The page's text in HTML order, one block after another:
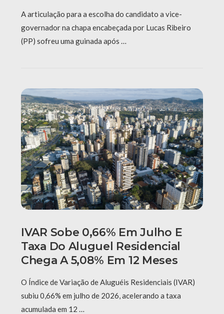
A articulação para a escolha do candidato a vice-
governador na chapa encabeçada por Lucas Ribeiro
(PP) sofreu uma guinada após …
IVAR Sobe 0,66% Em Julho E
Taxa Do Aluguel Residencial
Chega A 5,08% Em 12 Meses
O Índice de Variação de Aluguéis Residenciais (IVAR)
subiu 0,66% em julho de 2026, acelerando a taxa
acumulada em 12 …